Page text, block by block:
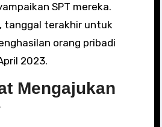
SPT mereka.
tanggal terakhir untuk
orang pribadi
2023.
Mengajukan